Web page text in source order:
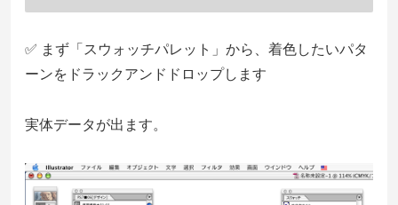
✅ まず「スウォッチパレット」から、着色したいパタ
ーンをドラックアンドドロップします
実体データが出ます。